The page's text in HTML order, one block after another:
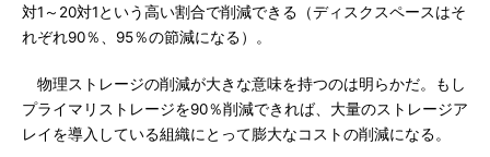
対1～20対1という高い割合で削減できる（ディスクスペースはそ
れぞれ90％、95％の節減になる）。
物理ストレージの削減が大きな意味を持つのは明らかだ。もし
プライマリストレージを90％削減できれば、大量のストレージア
レイを導入している組織にとって膨大なコストの削減になる。